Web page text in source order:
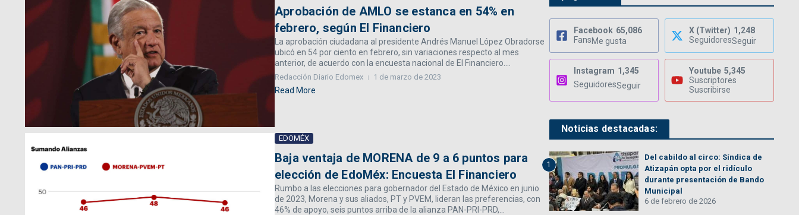
Aprobación de AMLO se estanca en 54% en
febrero, según El Financiero
La aprobación ciudadana al presidente Andrés Manuel López Obradorse
ubicó en 54 por ciento en febrero, sin variaciones respecto al mes
anterior, de acuerdo con la encuesta nacional de El Financiero....
Redacción Diario Edomex 1 de marzo de 2023
Read More
EDOMÉX
Baja ventaja de MORENA de 9 a 6 puntos para
elección de EdoMéx: Encuesta El Financiero
Rumbo a las elecciones para gobernador del Estado de México en junio
de 2023, Morena y sus aliados, PT y PVEM, lideran las preferencias, con
46% de apoyo, seis puntos arriba de la alianza PAN-PRI-PRD,...
Facebook 65,086
FansMe gusta
X (Twitter) 1,248
SeguidoresSeguir
Instagram 1,345
SeguidoresSeguir
Youtube 5,345
Suscriptores
Suscribirse
Noticias destacadas:
1
Del cabildo al circo: Síndica de
Atizapán opta por el ridículo
durante presentación de Bando
Municipal
6 de febrero de 2026